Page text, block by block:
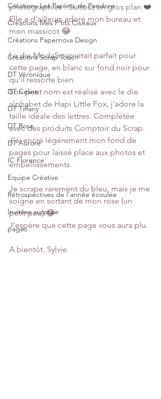
Créations Les Papiers de Pandore
Créations Mes P’tits Ciseaux
Créations Papernova Design
Créations Scrap'Touch
DT Véronique
DT Céline
DT Tiffany
DT Rose
DT Aurore
IC Florence
Equipe Créative
Rétrospectives de l’année écoulée
Invitées surprise
pages
photographier ! Surtout en gros plan ❤️
Elle a d’ailleurs adoré mon bureau et
mon massicot 😂
Le die ModaScrap était parfait pour
cette page, en blanc sur fond noir pour
qu’il ressorte bien.
Son petit nom est réalisé avec le die
alphabet de Hapi Little Fox, j’adore la
taille idéale des lettres. Complétée
avec des produits Comptoir du Scrap.
J’ai encré légèrement mon fond de
pages pour laissé place aux photos et
embellissements.
Je scrape rarement du bleu, mais je me
soigne en sortant de mon rose (un
petit peu) 😂
J’espère que cette page vous aura plu.
A bientôt, Sylvie